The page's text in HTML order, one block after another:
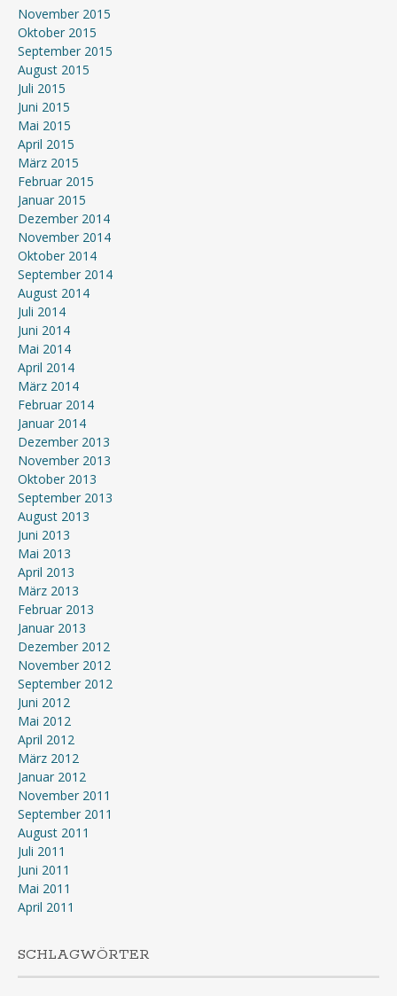
November 2015
Oktober 2015
September 2015
August 2015
Juli 2015
Juni 2015
Mai 2015
April 2015
März 2015
Februar 2015
Januar 2015
Dezember 2014
November 2014
Oktober 2014
September 2014
August 2014
Juli 2014
Juni 2014
Mai 2014
April 2014
März 2014
Februar 2014
Januar 2014
Dezember 2013
November 2013
Oktober 2013
September 2013
August 2013
Juni 2013
Mai 2013
April 2013
März 2013
Februar 2013
Januar 2013
Dezember 2012
November 2012
September 2012
Juni 2012
Mai 2012
April 2012
März 2012
Januar 2012
November 2011
September 2011
August 2011
Juli 2011
Juni 2011
Mai 2011
April 2011
SCHLAGWÖRTER